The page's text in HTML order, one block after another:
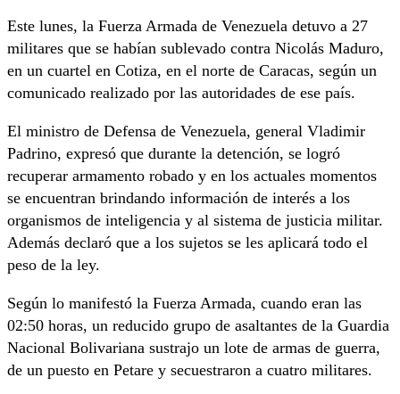
Este lunes, la Fuerza Armada de Venezuela detuvo a 27
militares que se habían sublevado contra Nicolás Maduro,
en un cuartel en Cotiza, en el norte de Caracas, según un
comunicado realizado por las autoridades de ese país.
El ministro de Defensa de Venezuela, general Vladimir
Padrino, expresó que durante la detención, se logró
recuperar armamento robado y en los actuales momentos
se encuentran brindando información de interés a los
organismos de inteligencia y al sistema de justicia militar.
Además declaró que a los sujetos se les aplicará todo el
peso de la ley.
Según lo manifestó la Fuerza Armada, cuando eran las
02:50 horas, un reducido grupo de asaltantes de la Guardia
Nacional Bolivariana sustrajo un lote de armas de guerra,
de un puesto en Petare y secuestraron a cuatro militares.